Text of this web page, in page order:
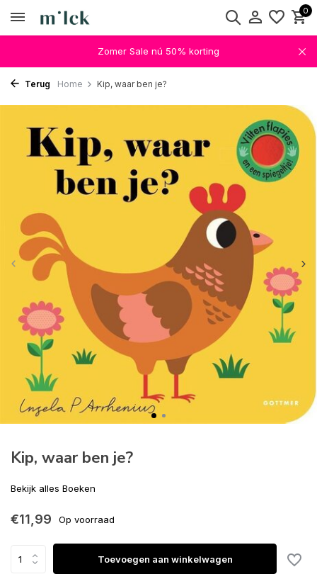
0
Zomer Sale nú 50% korting
Terug Home Kip, waar ben je?
Kip, waar ben je?
Bekijk alles Boeken
€11,99 Op voorraad
Toevoegen aan winkelwagen